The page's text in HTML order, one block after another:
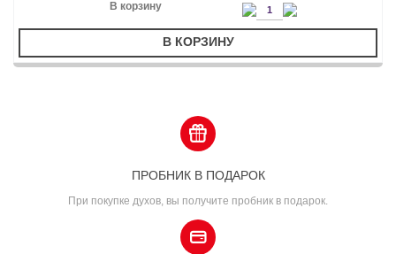
В КОРЗИНУ
ПРОБНИК В ПОДАРОК
При покупке духов, вы получите пробник в подарок.